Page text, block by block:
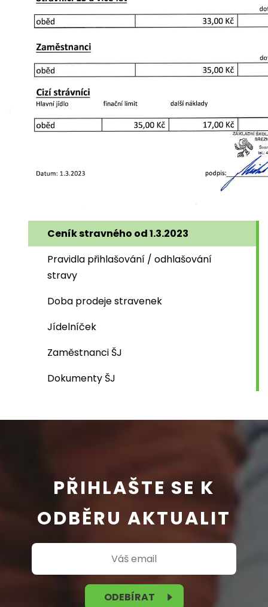
Ceník stravného od 1.3.2023
Pravidla přihlašování / odhlašování
stravy
Doba prodeje stravenek
Jídelníček
Zaměstnanci ŠJ
Dokumenty ŠJ
PŘIHLAŠTE SE K
ODBĚRU AKTUALIT
ODEBÍRAT